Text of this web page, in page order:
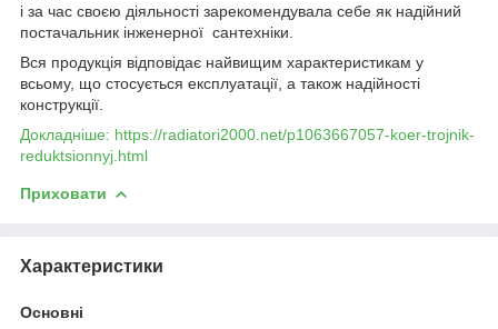
і за час своєю діяльності зарекомендувала себе як надійний
постачальник інженерної сантехніки.
Вся продукція відповідає найвищим характеристикам у
всьому, що стосується експлуатації, а також надійності
конструкції.
Докладніше: https://radiatori2000.net/p1063667057-koer-trojnik-
reduktsionnyj.html
Приховати
Характеристики
Основні